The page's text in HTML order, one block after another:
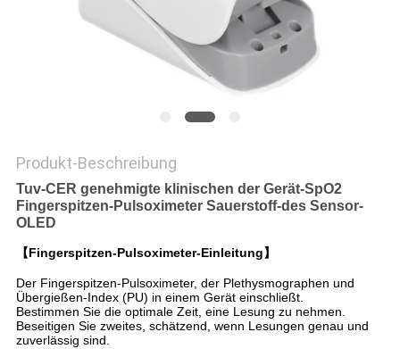
SITEMAP
Produkt-Beschreibung
Tuv-CER genehmigte klinischen der Gerät-SpO2
Fingerspitzen-Pulsoximeter Sauerstoff-des Sensor-
OLED
【Fingerspitzen-Pulsoximeter-Einleitung】
Der Fingerspitzen-Pulsoximeter, der Plethysmographen und
Übergießen-Index (PU) in einem Gerät einschließt.
Bestimmen Sie die optimale Zeit, eine Lesung zu nehmen.
Beseitigen Sie zweites, schätzend, wenn Lesungen genau und
zuverlässig sind.